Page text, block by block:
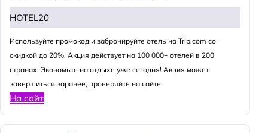
HOTEL20
Используйте промокод и забронируйте отель на Trip.com со
скидкой до 20%. Акция действует на 100 000+ отелей в 200
странах. Экономьте на отдыхе уже сегодня! Акция может
завершиться заранее, проверяйте на сайте.
На сайт